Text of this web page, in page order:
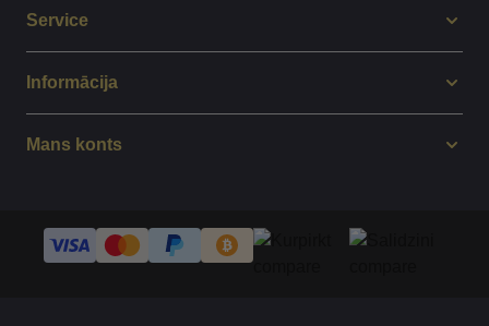
Service
Informācija
Mans konts